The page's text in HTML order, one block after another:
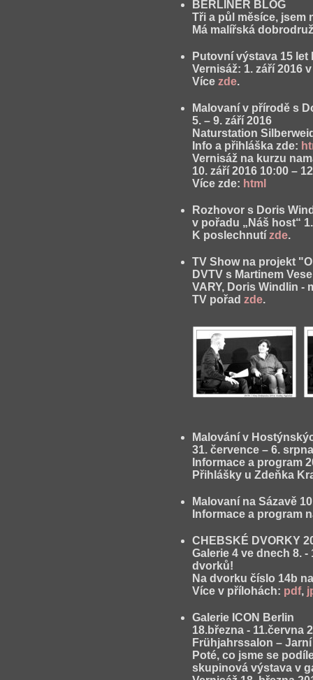
BERLINER BLOG
Tři a půl měsíce, jsem
Má malířská
Putovní výstava 15
Vernisáž: 1. září 2016
Více zde.
Malovaní v přírodě s
5. – 9. září 2016
Naturstation
Info a přihláška zde:
Vernisáž na kurzu
10. září 2016 10:00 –
Více zde: html
Rozhovor s Doris
v pořadu „Náš host“
K poslechnutí zde.
TV Show na projekt
DVTV s Martinem
VARY, Doris Windlin -
TV pořad zde.
Malování v
31. července – 6.
Informace a program
Přihlášky u Zdeňka
Malovaní na Sázavě
Informace a program
CHEBSKÉ DVORKY
Galerie 4 ve dnech 8.
dvorků!
Na dvorku číslo 14b
Více v přílohách: pdf,
Galerie ICON Berlin
18.března - 11.června
Frühjahrssalon –
Poté, co jsme se
skupinová výstava v